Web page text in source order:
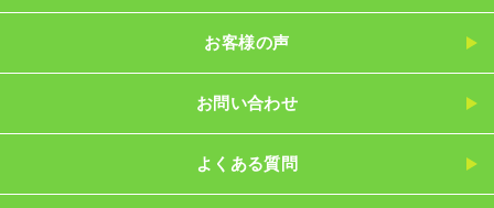
お客様の声
お問い合わせ
よくある質問